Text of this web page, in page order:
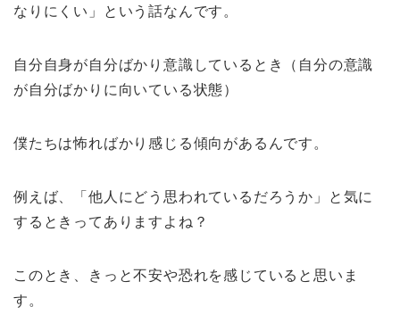
なりにくい」という話なんです。
自分自身が自分ばかり意識しているとき（自分の意識
が自分ばかりに向いている状態）
僕たちは怖ればかり感じる傾向があるんです。
例えば、「他人にどう思われているだろうか」と気に
するときってありますよね？
このとき、きっと不安や恐れを感じていると思いま
す。